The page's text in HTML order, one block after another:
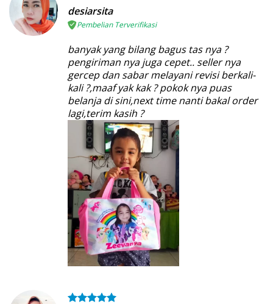
desiarsita
Pembelian Terverifikasi
banyak yang bilang bagus tas nya ?
pengiriman nya juga cepet.. seller nya
gercep dan sabar melayani revisi berkali-
kali ?,maaf yak kak ? pokok nya puas
belanja di sini,next time nanti bakal order
lagi,terim kasih ?